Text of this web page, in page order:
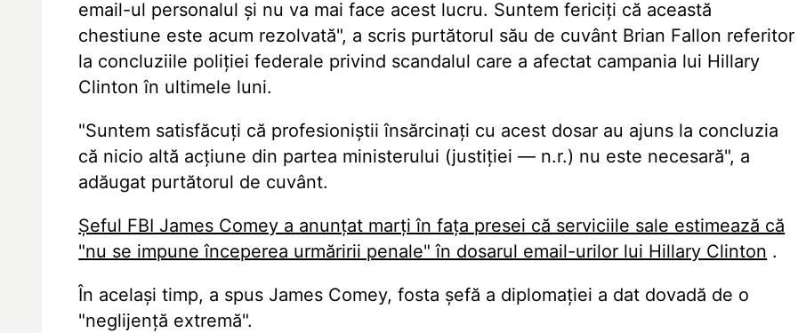
email-ul personalul și nu va mai face acest lucru. Suntem fericiți că această
chestiune este acum rezolvată", a scris purtătorul său de cuvânt Brian Fallon referitor
la concluziile poliției federale privind scandalul care a afectat campania lui Hillary
Clinton în ultimele luni.
"Suntem satisfăcuți că profesioniștii însărcinați cu acest dosar au ajuns la concluzia
că nicio altă acțiune din partea ministerului (justiției — n.r.) nu este necesară", a
adăugat purtătorul de cuvânt.
Șeful FBI James Comey a anunțat marți în fața presei că serviciile sale estimează că
"nu se impune începerea urmăririi penale" în dosarul email-urilor lui Hillary Clinton .
În același timp, a spus James Comey, fosta șefă a diplomației a dat dovadă de o
"neglijență extremă".